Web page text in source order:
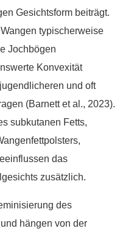
Gesichtsform beiträgt.
typischerweise
Jochbögen
Konvexität
und oft
(Barnett et al., 2023).
subkutanen Fetts,
das
zusätzlich.
des
hängen von der